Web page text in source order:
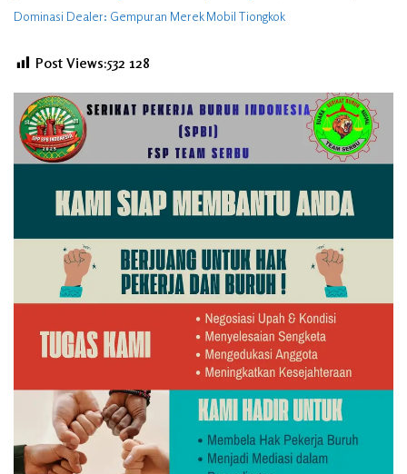
Dominasi Dealer: Gempuran Merek Mobil Tiongkok
Post Views:532 128